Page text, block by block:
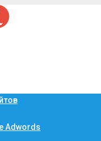
Adwords